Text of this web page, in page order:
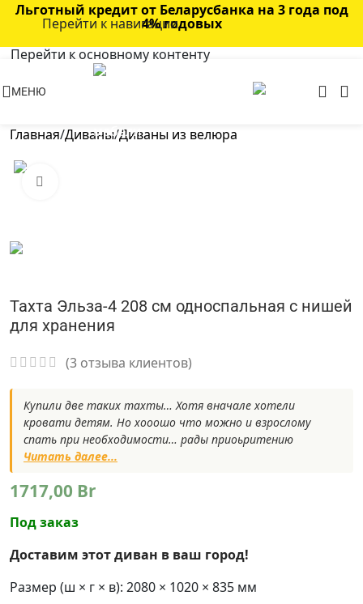
Перейти к навигации
Перейти к основному контенту
Льготный кредит от Беларусбанка на 3 года под
4% годовых
МЕНЮ
Главная/Диваны/Диваны из велюра
Тахта Эльза-4 208 см односпальная с нишей
для хранения
(3 отзыва клиентов)
Купили две таких тахты… Хотя вначале хотели
кровати детям. Но хооошо что можно и взрослому
спать при необходимости… рады приоьритению
Читать далее...
1717,00 Br
Под заказ
Доставим этот диван в ваш город!
Размер (ш × г × в): 2080 × 1020 × 835 мм